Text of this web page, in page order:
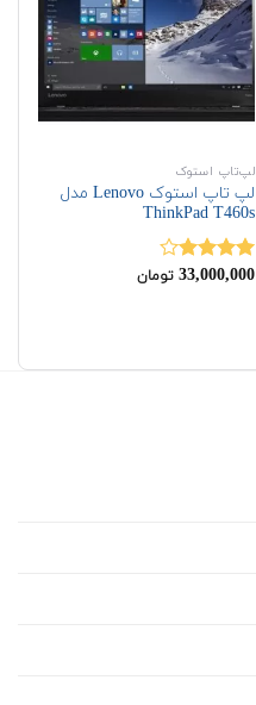
لپ‌تاپ استوک
لپ تاپ استوک Lenovo مدل
ThinkPad T460s
نمره
33,000,000 تومان